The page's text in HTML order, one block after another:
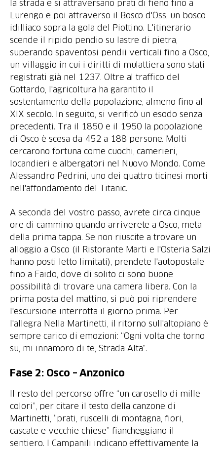
la strada e si attraversano prati di fieno fino a
Lurengo e poi attraverso il Bosco d'Öss, un bosco
idilliaco sopra la gola del Piottino. L'itinerario
scende il ripido pendio su lastre di pietra,
superando spaventosi pendii verticali fino a Osco,
un villaggio in cui i diritti di mulattiera sono stati
registrati già nel 1237. Oltre al traffico del
Gottardo, l'agricoltura ha garantito il
sostentamento della popolazione, almeno fino al
XIX secolo. In seguito, si verificò un esodo senza
precedenti. Tra il 1850 e il 1950 la popolazione
di Osco è scesa da 452 a 188 persone. Molti
cercarono fortuna come cuochi, camerieri,
locandieri e albergatori nel Nuovo Mondo. Come
Alessandro Pedrini, uno dei quattro ticinesi morti
nell'affondamento del Titanic.
A seconda del vostro passo, avrete circa cinque
ore di cammino quando arriverete a Osco, meta
della prima tappa. Se non riuscite a trovare un
alloggio a Osco (il Ristorante Marti e l'Osteria Salzi
hanno posti letto limitati), prendete l'autopostale
fino a Faido, dove di solito ci sono buone
possibilità di trovare una camera libera. Con la
prima posta del mattino, si può poi riprendere
l'escursione interrotta il giorno prima. Per
l'allegra Nella Martinetti, il ritorno sull'altopiano è
sempre carico di emozioni: “Ogni volta che torno
Fase 2: Osco – Anzonico
Il resto del percorso offre “un carosello di mille
colori”, per citare il testo della canzone di
Martinetti, “prati, ruscelli di montagna, fiori,
cascate e vecchie chiese” fiancheggiano il
sentiero. I Campanili indicano effettivamente la